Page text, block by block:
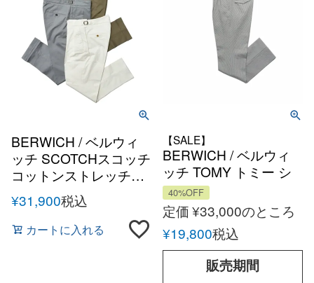
BERWICH / ベルウィ
ッチ SCOTCHスコッチ
コットンストレッチツ
イル 2プリーツサイド
アジャスターテーパー
ドパンツ
¥31,900税込
カートに入れる
【SALE】
BERWICH / ベルウィ
ッチ TOMY トミー シ
アサッカー コットン ス
トライプ 2アウトプリ
ーツ パンツ TOMY-
SB107X Made in Italy
高田モデル
40%OFF
定価¥33,000のところ
¥19,800税込
販売期間